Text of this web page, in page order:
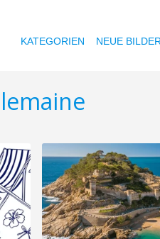
KATEGORIEN NEUE BILDER